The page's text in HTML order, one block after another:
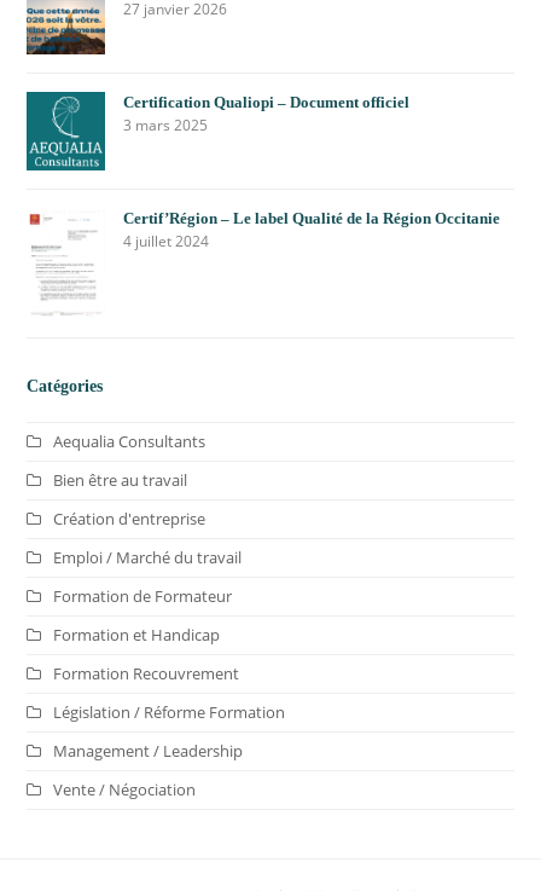
27 janvier 2026
Certification Qualiopi – Document officiel
3 mars 2025
Certif’Région – Le label Qualité de la Région Occitanie
4 juillet 2024
Catégories
Aequalia Consultants
Bien être au travail
Création d'entreprise
Emploi / Marché du travail
Formation de Formateur
Formation et Handicap
Formation Recouvrement
Législation / Réforme Formation
Management / Leadership
Vente / Négociation